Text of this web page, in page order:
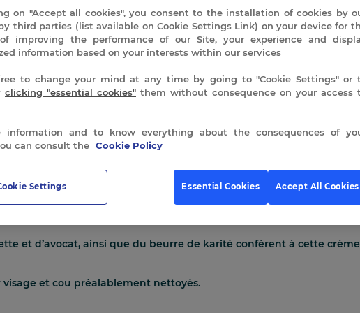
à très sèche.
bains:Idéale dans le traitement dermatologique des peaux
la source thermale “Doris”.
et d’avocat, ainsi que du beurre de karité confèrent à cette
et cou préalablement nettoyés.
on "Accept all cookies", you consent to the installation of cookies by
third parties (list available on Cookie Settings Link) on your device for
improving the performance of our Site, your experience and
information based on your interests within our services
to change your mind at any time by going to "Cookie Settings" or
clicking "essential cookies" them without consequence on your access
information and to know everything about the consequences of
can consult the Cookie Policy
Settings Essential Cookies Accept All Cookies